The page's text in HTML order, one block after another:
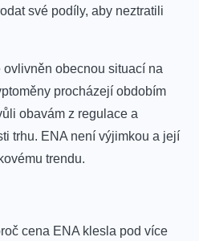
‌své podíly, aby ⁣neztratili
obecnou situací​ na
procházejí obdobím
obavám z regulace a
trhu. ENA není výjimkou a její
trendu.
cena ENA klesla pod více